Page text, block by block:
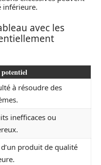
inférieure.
avec les
à résoudre des
inefficaces ou
produit de qualité